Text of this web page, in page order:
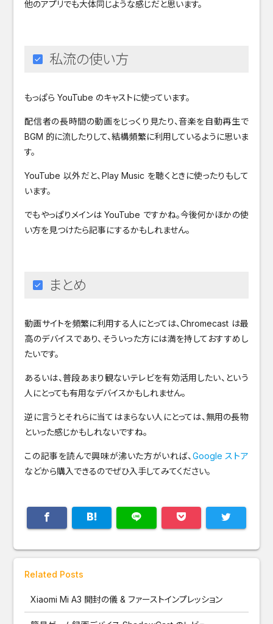
他のアプリでも大体同じような感じだと思います。
私流の使い方
もっぱら YouTube のキャストに使っています。
配信者の長時間の動画をじっくり見たり、音楽を自動再生で
BGM 的に流したりして、結構頻繁に利用しているように思いま
す。
YouTube 以外だと、Play Music を聴くときに使ったりもして
います。
でもやっぱりメインは YouTube ですかね。今後何かほかの使
い方を見つけたら記事にするかもしれません。
まとめ
動画サイトを頻繁に利用する人にとっては、Chromecast は最
高のデバイスであり、そういった方には満を持しておすすめし
たいです。
あるいは、普段あまり観ないテレビを有効活用したい、という
人にとっても有用なデバイスかもしれません。
逆に言うとそれらに当てはまらない人にとっては、無用の長物
といった感じかもしれないですね。
この記事を読んで興味が沸いた方がいれば、 Google ストア
などから購入できるのでぜひ入手してみてください。
Related Posts
Xiaomi Mi A3 開封の儀 & ファーストインプレッション